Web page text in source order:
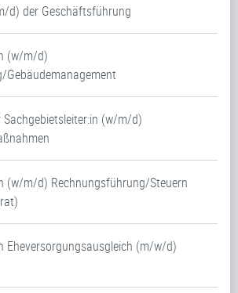
d) der Geschäftsführung
(w/m/d)
Sachgebietsleiter:in (w/m/d)
(w/m/d) Rechnungsführung/Steuern
Eheversorgungsausgleich (m/w/d)